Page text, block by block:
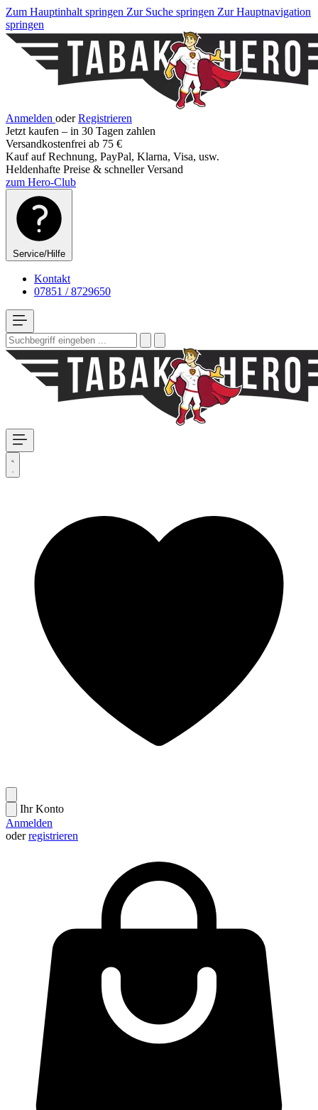
Zum Hauptinhalt springen Zur Suche springen Zur Hauptnavigation
springen
Anmelden oder Registrieren
Jetzt kaufen – in 30 Tagen zahlen
Versandkostenfrei ab 75 €
Kauf auf Rechnung, PayPal, Klarna, Visa, usw.
Heldenhafte Preise & schneller Versand
zum Hero-Club
Service/Hilfe
Kontakt
07851 / 8729650
Ihr Konto
Anmelden
oderregistrieren